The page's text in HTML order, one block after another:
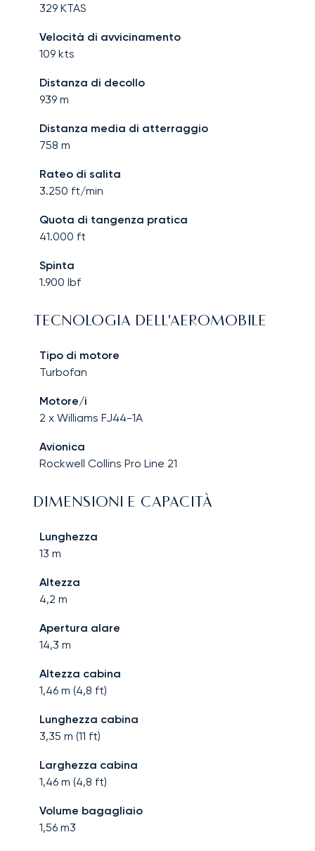
329 KTAS
Velocità di avvicinamento
109 kts
Distanza di decollo
939 m
Distanza media di atterraggio
758 m
Rateo di salita
3.250 ft/min
Quota di tangenza pratica
41.000 ft
Spinta
1.900 lbf
TECNOLOGIA DELL'AEROMOBILE
Tipo di motore
Turbofan
Motore/i
2 x Williams FJ44-1A
Avionica
Rockwell Collins Pro Line 21
DIMENSIONI E CAPACITÀ
Lunghezza
13 m
Altezza
4,2 m
Apertura alare
14,3 m
Altezza cabina
1,46 m (4,8 ft)
Lunghezza cabina
3,35 m (11 ft)
Larghezza cabina
1,46 m (4,8 ft)
Volume bagagliaio
1,56 m3